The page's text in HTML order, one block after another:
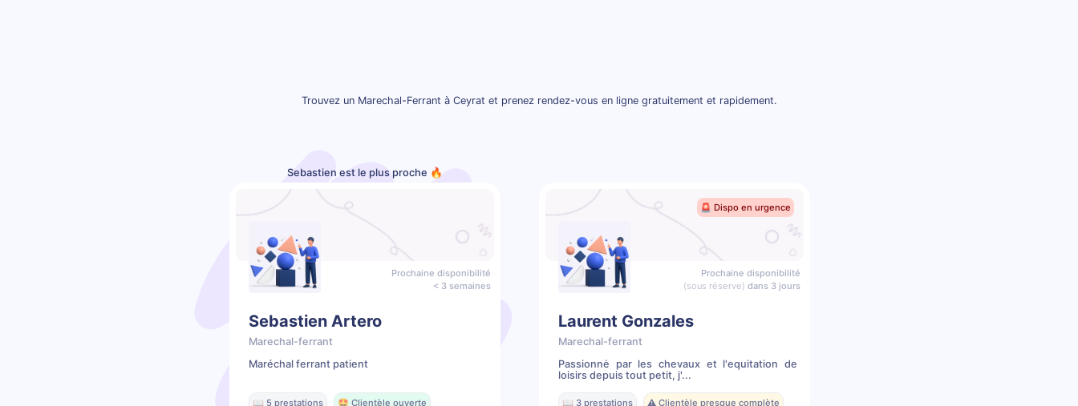
Trouvez un Marechal-Ferrant à Ceyrat et prenez rendez-vous en ligne gratuitement et rapidement.
Sebastien est le plus proche 🔥
Prochaine disponibilité
< 3 semaines
Sebastien Artero
Marechal-ferrant
Maréchal ferrant patient
📖 5 prestations 🤩 Clientèle ouverte
🚨 Dispo en urgence
Prochaine disponibilité
(sous réserve) dans 3 jours
Laurent Gonzales
Marechal-ferrant
Passionnė par les chevaux et l'equitation de
loisirs depuis tout petit, j'...
📖 3 prestations ⚠️ Clientèle presque complète